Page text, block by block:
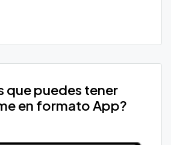
que puedes tener
en formato App?